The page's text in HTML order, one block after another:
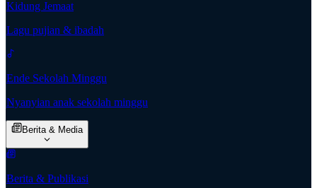
Kidung Jemaat
Lagu pujian & ibadah
Ende Sekolah Minggu
Nyanyian anak sekolah minggu
Berita & Media
Berita & Publikasi